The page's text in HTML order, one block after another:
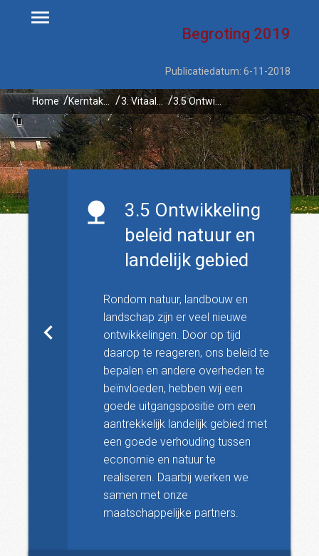
Begroting 2019
Publicatiedatum: 6-11-2018
Home Kerntaken 3. Vitaal platteland 3.5 Ontwikkeling beleid natuur en landelijk gebied
3.5 Ontwikkeling
beleid natuur en
landelijk gebied
Rondom natuur, landbouw en
landschap zijn er veel nieuwe
ontwikkelingen. Door op tijd
daarop te reageren, ons beleid te
bepalen en andere overheden te
beïnvloeden, hebben wij een
goede uitgangspositie om een
aantrekkelijk landelijk gebied met
een goede verhouding tussen
economie en natuur te
realiseren. Daarbij werken we
samen met onze
maatschappelijke partners.